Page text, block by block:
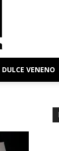
DULCE VENENO